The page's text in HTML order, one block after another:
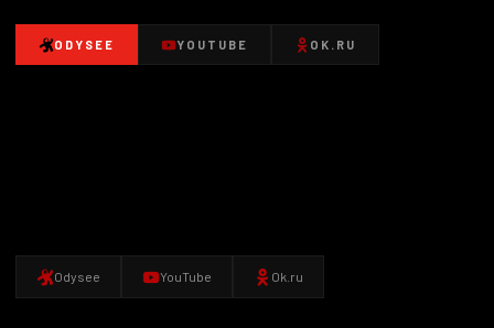
ODYSEE YOUTUBE OK.RU
Odysee YouTube Ok.ru